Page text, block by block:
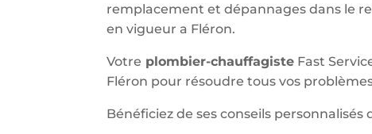
remplacement et dépannages dans le
en vigueur a Fléron.
Votre plombier-chauffagiste Fast
Fléron pour résoudre tous vos
Bénéficiez de ses conseils